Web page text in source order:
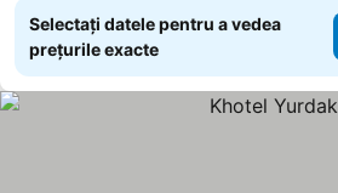
Selectați datele pentru a vedea
prețurile exacte